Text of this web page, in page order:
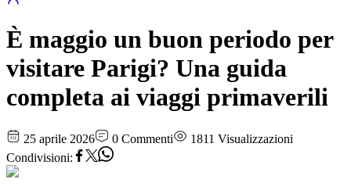
È maggio un buon periodo per
visitare Parigi? Una guida
completa ai viaggi primaverili
25 aprile 2026 0 Commenti 1811 Visualizzazioni
Condivisioni: